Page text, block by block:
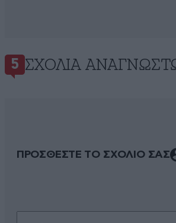
5 ΣΧΌΛΙΑ
ΠΡΟΣΘΕΣΤΕ ΤΟ ΣΧΟΛΙΟ ΣΑΣ